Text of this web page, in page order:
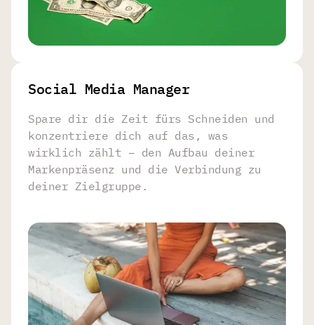
Social Media Manager
Spare dir die Zeit fürs Schneiden und
konzentriere dich auf das, was
wirklich zählt – den Aufbau deiner
Markenpräsenz und die Verbindung zu
deiner Zielgruppe.